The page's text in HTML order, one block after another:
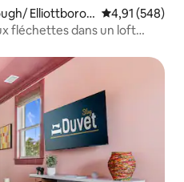
Elliottborou Évaluation
4,91 (548)
fléchettes dans un loft